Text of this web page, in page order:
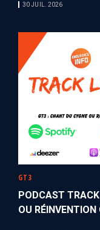
30 JUIL. 2026
GT3
PODCAST
OU